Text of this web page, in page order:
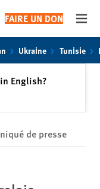
FAIRE UN DON
Ukraine Tunisie
English?
de presse